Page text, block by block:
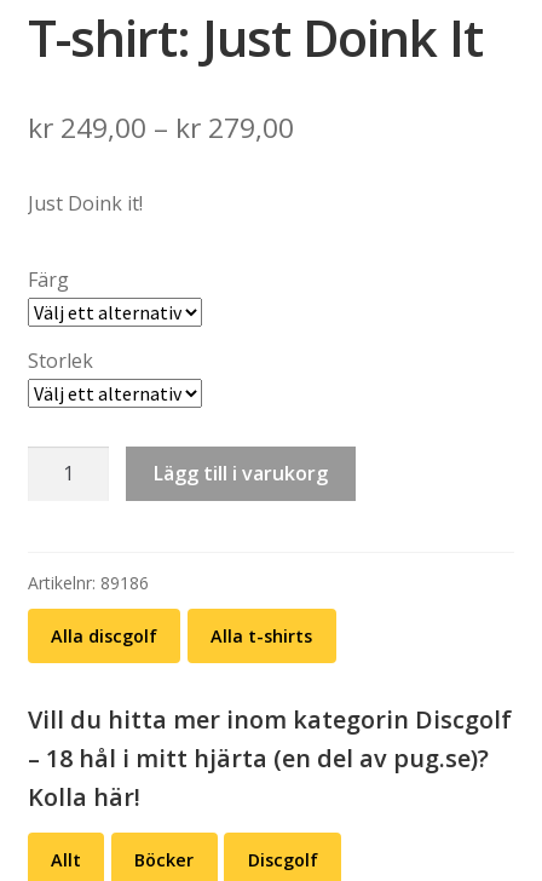
T-shirt: Just Doink It
kr249,00 – kr279,00Price
Just Doink it!
Färg
Storlek
It
mängd
Lägg till i varukorg
Artikelnr: 89186
Alla discgolf Alla t-shirts
Vill du hitta mer inom kategorin Discgolf
– 18 hål i mitt hjärta (en del av pug.se)?
Kolla här!
Allt Böcker Discgolf